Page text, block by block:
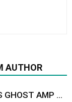
AUTHOR
GHOST AMP ...